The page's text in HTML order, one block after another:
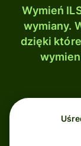
Wymień
wymiany.
dzięki